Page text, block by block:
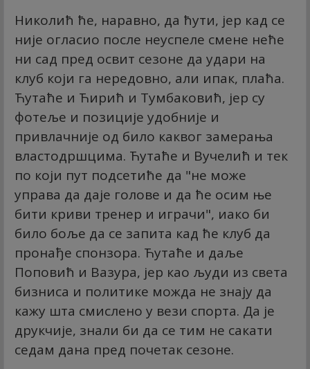
Николић ће, наравно, да ћути, јер кад се
није огласио после неуспеле смене неће
ни сад пред освит сезоне да удари на
клуб који га нередовно, али ипак, плаћа.
Ћутаће и Ћирић и Тумбаковић, јер су
фотеље и позиције удобније и
привлачније од било каквог замерања
властодршцима. Ћутаће и Вучелић и тек
по који пут подсетиће да "не може
управа да даје голове и да ће осим ње
бити криви тренер и играчи", иако би
било боље да се запита кад ће клуб да
пронађе спонзора. Ћутаће и даље
Поповић и Вазура, јер као људи из света
бизниса и политике можда не знају да
кажу шта смислено у вези спорта. Да је
друкчије, знали би да се тим не сакати
седам дана пред почетак сезоне.